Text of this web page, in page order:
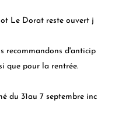
Le Dorat reste ouvert j
recommandons d'anticip
que pour la rentrée.
du 31au 7 septembre inc